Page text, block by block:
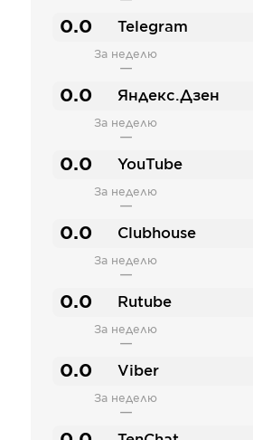
0.0 Telegram
За неделю
—
0.0 Яндекс.Дзен
За неделю
—
0.0 YouTube
За неделю
—
0.0 Clubhouse
За неделю
—
0.0 Rutube
За неделю
—
0.0 Viber
За неделю
—